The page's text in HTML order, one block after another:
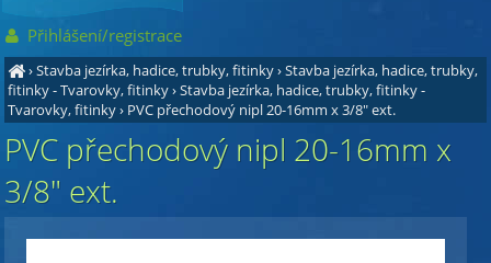
›Stavba jezírka, hadice, trubky, fitinky›Stavba jezírka, hadice, trubky,
fitinky - Tvarovky, fitinky›Stavba jezírka, hadice, trubky, fitinky -
Tvarovky, fitinky› PVC přechodový nipl 20-16mm x 3/8" ext.
PVC přechodový nipl 20-16mm x
3/8" ext.
Přihlášení/registrace